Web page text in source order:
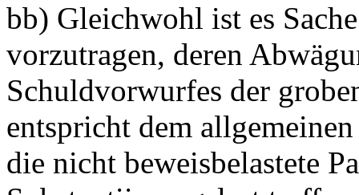
bb) Gleichwohl ist es
vorzutragen, deren
Schuldvorwurfes der
entspricht dem
die nicht beweisbelastete